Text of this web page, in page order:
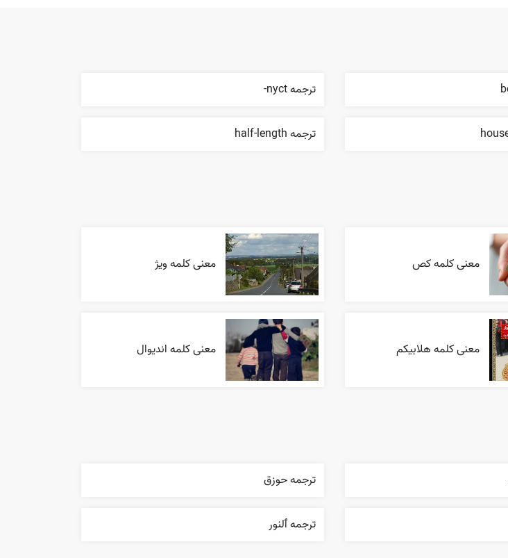
ترجمه nyct-
ترجمه half-length
معنی کلمه کص معنی کلمه ویژ
معنی کلمه هلابیکم معنی کلمه اندیوال
ترجمه حوزق
ترجمه ٱلنور